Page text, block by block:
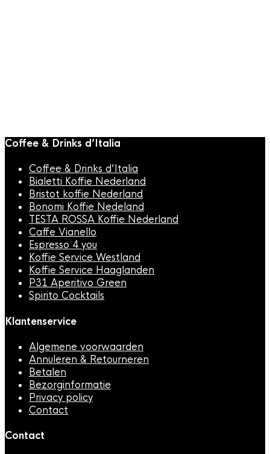
Coffee & Drinks d’Italia
Coffee & Drinks d’Italia
Bialetti Koffie Nederland
Bristot koffie Nederland
Bonomi Koffie Nedeland
TESTA ROSSA Koffie Nederland
Caffe Vianello
Espresso 4 you
Koffie Service Westland
Koffie Service Haaglanden
P31 Aperitivo Green
Spirito Cocktails
Klantenservice
Algemene voorwaarden
Annuleren & Retourneren
Betalen
Bezorginformatie
Privacy policy
Contact
Contact